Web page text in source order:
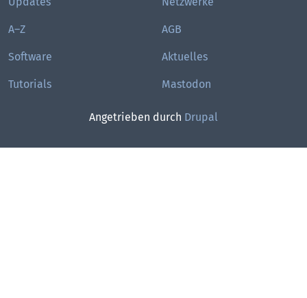
A–Z
Software
Tutorials
AGB
Aktuelles
Mastodon
Angetrieben durch Drupal